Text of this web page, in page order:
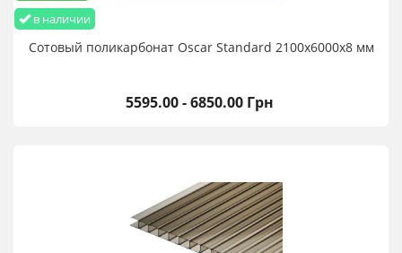
в наличии
Сотовый поликарбонат Oscar Standard 2100х6000х8 мм
5595.00 - 6850.00 Грн